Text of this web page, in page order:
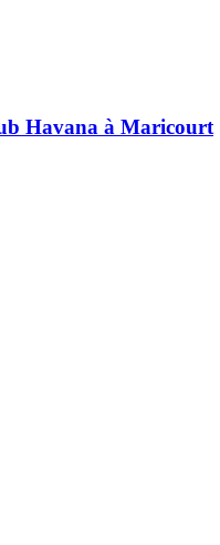
Havana à Maricourt